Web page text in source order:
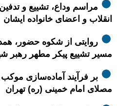
مراسم وداع، تشییع و
انقلاب و اعضای خانواده ایشان
روایتی از شکوه حضور،
مسیر تشییع پیکر مطهر رهبر
بر فرآیند آماده‌سازی
مصلای امام خمینی (ره) تهران